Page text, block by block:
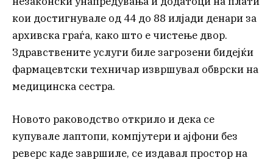
кои достигнувале од 44 до 88 илјади денари за
архивска граѓа, како што е чистење двор.
Здравствените услуги биле загрозени бидејќи
фармацевтски техничар извршувал обврски на
медицинска сестра.
Новото раководство открило и дека се
купувале лаптопи, компјутери и ајфони без
реверс каде завршиле, се издавал простор на